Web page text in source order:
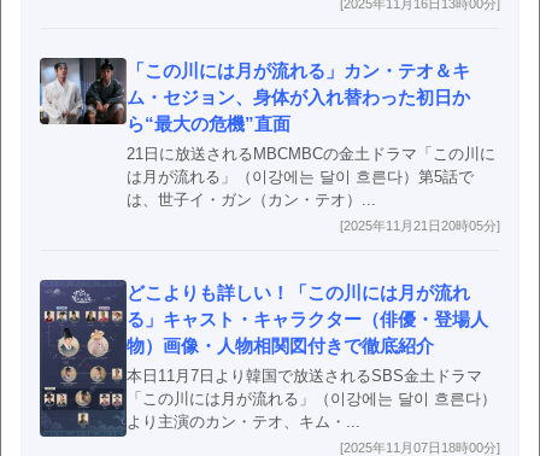
[2025年11月16日13時00分]
「この川には月が流れる」カン・テオ＆キ
ム・セジョン、身体が入れ替わった初日か
ら“最大の危機”直面
21日に放送されるMBCMBCの金土ドラマ「この川に
は月が流れる」（이강에는 달이 흐른다）第5話で
は、世子イ・ガン（カン・テオ）...
[2025年11月21日20時05分]
どこよりも詳しい！「この川には月が流れ
る」キャスト・キャラクター（俳優・登場人
物）画像・人物相関図付きで徹底紹介
本日11月7日より韓国で放送されるSBS金土ドラマ
「この川には月が流れる」（이강에는 달이 흐른다）
より主演のカン・テオ、キム・...
[2025年11月07日18時00分]